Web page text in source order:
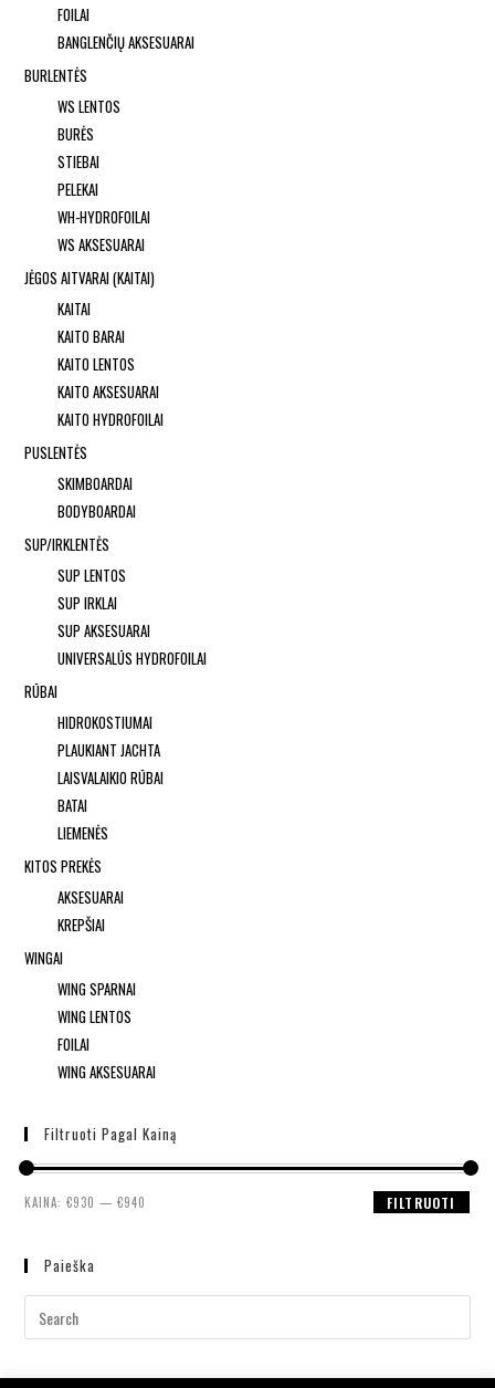
FOILAI
BANGLENČIŲ AKSESUARAI
BURLENTĖS
WS LENTOS
BURĖS
STIEBAI
PELEKAI
WH-HYDROFOILAI
WS AKSESUARAI
JĖGOS AITVARAI (KAITAI)
KAITAI
KAITO BARAI
KAITO LENTOS
KAITO AKSESUARAI
KAITO HYDROFOILAI
PUSLENTĖS
SKIMBOARDAI
BODYBOARDAI
SUP/IRKLENTĖS
SUP LENTOS
SUP IRKLAI
SUP AKSESUARAI
UNIVERSALŪS HYDROFOILAI
RŪBAI
HIDROKOSTIUMAI
PLAUKIANT JACHTA
LAISVALAIKIO RŪBAI
BATAI
LIEMENĖS
KITOS PREKĖS
AKSESUARAI
KREPŠIAI
WINGAI
WING SPARNAI
WING LENTOS
FOILAI
WING AKSESUARAI
Filtruoti Pagal Kainą
FILTRUOTI
KAINA:€930 —€940
Paieška